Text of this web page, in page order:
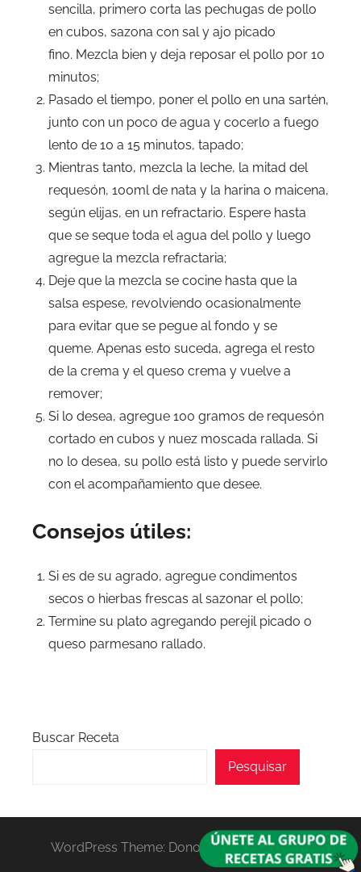
sencilla, primero corta las pechugas de pollo
en cubos, sazona con sal y ajo picado
fino. Mezcla bien y deja reposar el pollo por 10
minutos;
Pasado el tiempo, poner el pollo en una sartén,
junto con un poco de agua y cocerlo a fuego
lento de 10 a 15 minutos, tapado;
Mientras tanto, mezcla la leche, la mitad del
requesón, 100ml de nata y la harina o maicena,
según elijas, en un refractario. Espere hasta
que se seque toda el agua del pollo y luego
agregue la mezcla refractaria;
Deje que la mezcla se cocine hasta que la
salsa espese, revolviendo ocasionalmente
para evitar que se pegue al fondo y se
queme. Apenas esto suceda, agrega el resto
de la crema y el queso crema y vuelve a
remover;
Si lo desea, agregue 100 gramos de requesón
cortado en cubos y nuez moscada rallada. Si
no lo desea, su pollo está listo y puede servirlo
con el acompañamiento que desee.
Consejos útiles:
Si es de su agrado, agregue condimentos
secos o hierbas frescas al sazonar el pollo;
Termine su plato agregando perejil picado o
queso parmesano rallado.
Buscar Receta
Pesquisar
WordPress Theme: Donovan by ThemeZee.